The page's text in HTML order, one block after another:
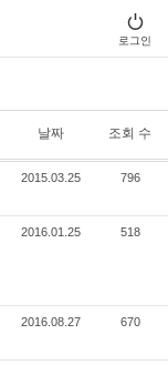
로그인
날짜 조회 수
2015.03.25 796
2016.01.25 518
2016.08.27 670